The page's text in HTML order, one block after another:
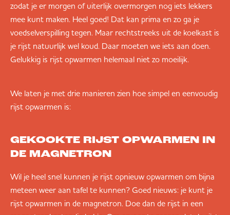
zodat je er morgen of uiterlijk overmorgen nog iets lekkers
mee kunt maken. Heel goed! Dat kan prima en zo ga je
voedselverspilling tegen. Maar rechtstreeks uit de koelkast is
je rijst natuurlijk wel koud. Daar moeten we iets aan doen.
Gelukkig is rijst opwarmen helemaal niet zo moeilijk.
We laten je met drie manieren zien hoe simpel en eenvoudig
rijst opwarmen is:
GEKOOKTE RIJST OPWARMEN IN
DE MAGNETRON
Wil je heel snel kunnen je rijst opnieuw opwarmen om bijna
meteen weer aan tafel te kunnen? Goed nieuws: je kunt je
rijst opwarmen in de magnetron. Doe dan de rijst in een